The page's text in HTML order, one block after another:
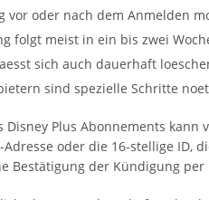
vor oder nach dem Anmelden
folgt meist in ein bis zwei
sich auch dauerhaft
sind spezielle Schritte
Disney Plus Abonnements
oder die 16-stellige ID,
Bestätigung der Kündigung per